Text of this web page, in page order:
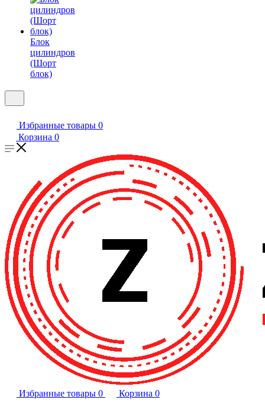
Блок
цилиндров
(Шорт
блок)
Избранные товары 0
Корзина 0
Избранные товары 0 Корзина 0